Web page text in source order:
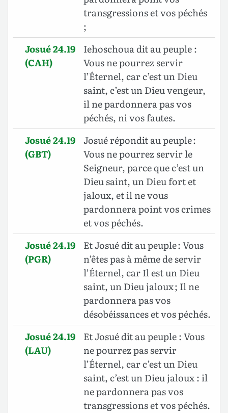
transgressions et vos péchés
;
Josué 24.19
(CAH)
Iehoschoua dit au peuple :
Vous ne pourrez servir
l’Éternel, car c’est un Dieu
saint, c’est un Dieu vengeur,
il ne pardonnera pas vos
péchés, ni vos fautes.
Josué 24.19
(GBT)
Josué répondit au peuple :
Vous ne pourrez servir le
Seigneur, parce que c’est un
Dieu saint, un Dieu fort et
jaloux, et il ne vous
pardonnera point vos crimes
et vos péchés.
Josué 24.19
(PGR)
Et Josué dit au peuple : Vous
n’êtes pas à même de servir
l’Éternel, car Il est un Dieu
saint, un Dieu jaloux ; Il ne
pardonnera pas vos
désobéissances et vos péchés.
Josué 24.19
(LAU)
Et Josué dit au peuple : Vous
ne pourrez pas servir
l’Éternel, car c’est un Dieu
saint, c’est un Dieu jaloux : il
ne pardonnera pas vos
transgressions et vos péchés.